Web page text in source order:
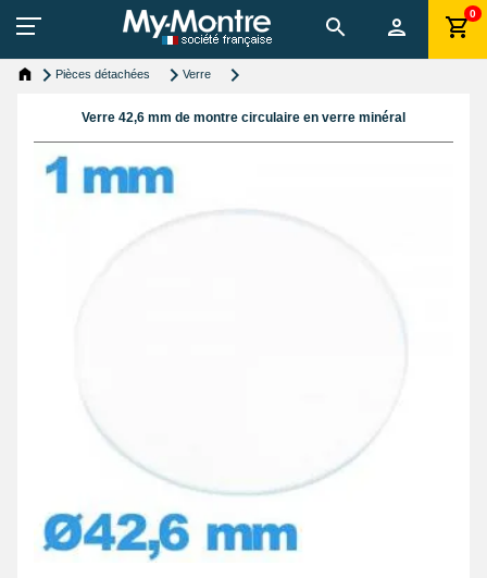
0
Pièces détachées Verre
Verre 42,6 mm de montre circulaire en verre minéral